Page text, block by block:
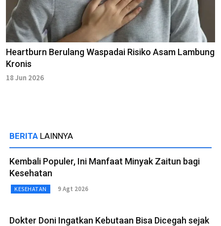
Heartburn Berulang Waspadai Risiko Asam Lambung
Kronis
18 Jun 2026
BERITA LAINNYA
Kembali Populer, Ini Manfaat Minyak Zaitun bagi
Kesehatan
KESEHATAN 9 Agt 2026
Dokter Doni Ingatkan Kebutaan Bisa Dicegah sejak